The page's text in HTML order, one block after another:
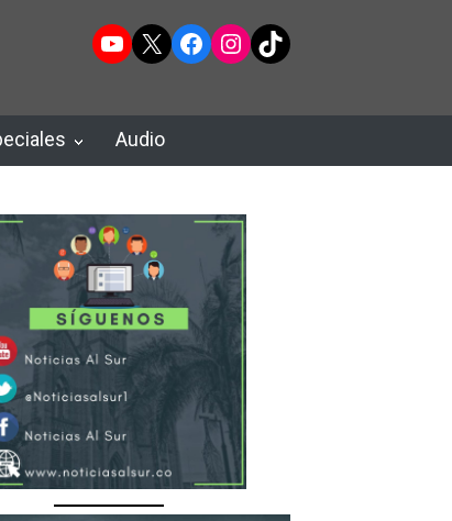
YouTube
X Facebook
Instagram
TikTok
Audio